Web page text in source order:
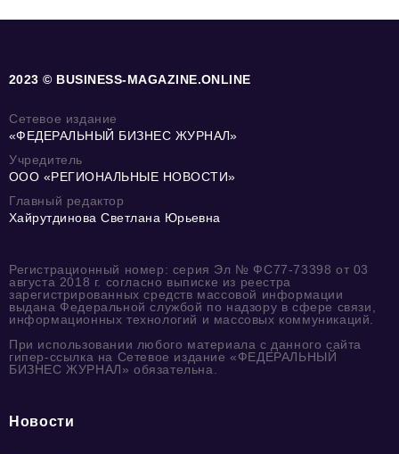
2023 © BUSINESS-MAGAZINE.ONLINE
Сетевое издание
«ФЕДЕРАЛЬНЫЙ БИЗНЕС ЖУРНАЛ»
Учредитель
ООО «РЕГИОНАЛЬНЫЕ НОВОСТИ»
Главный редактор
Хайрутдинова Светлана Юрьевна
Регистрационный номер: серия Эл № ФС77-73398 от 03
августа 2018 г. согласно выписке из реестра
зарегистрированных средств массовой информации
выдана Федеральной службой по надзору в сфере связи,
информационных технологий и массовых коммуникаций.
При использовании любого материала с данного сайта
гипер-ссылка на Сетевое издание «ФЕДЕРАЛЬНЫЙ
БИЗНЕС ЖУРНАЛ» обязательна.
Новости